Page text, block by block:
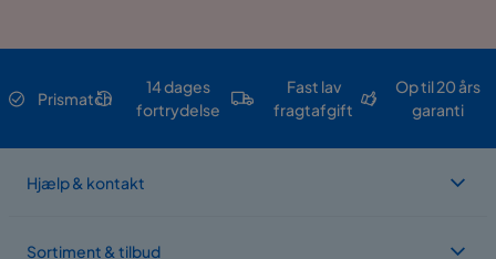
Prismatch
14 dages
fortrydelse
Fast lav
fragtafgift
Op til 20 års
garanti
Hjælp & kontakt
Sortiment & tilbud